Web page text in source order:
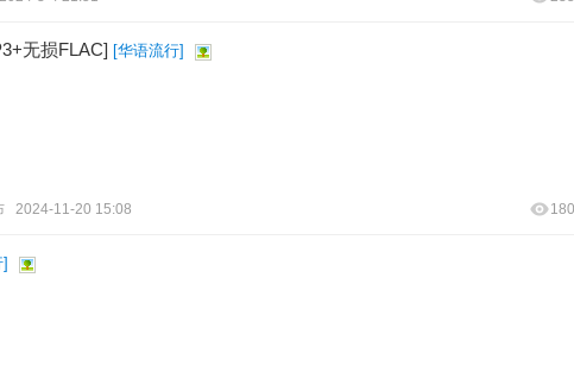
无损FLAC] [华语流行]
2024-11-20 15:08
]